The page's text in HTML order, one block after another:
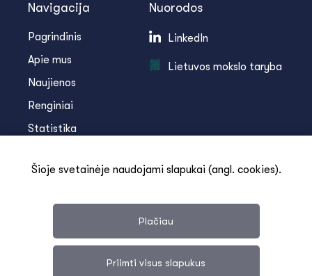
Navigacija
Pagrindinis
Apie mus
Naujienos
Renginiai
Statistika
Kontaktai
Nuorodos
LinkedIn
Lietuvos mokslo taryba
Šioje svetainėje naudojami slapukai (angl. cookies).
Plačiau
Priimti visus slapukus